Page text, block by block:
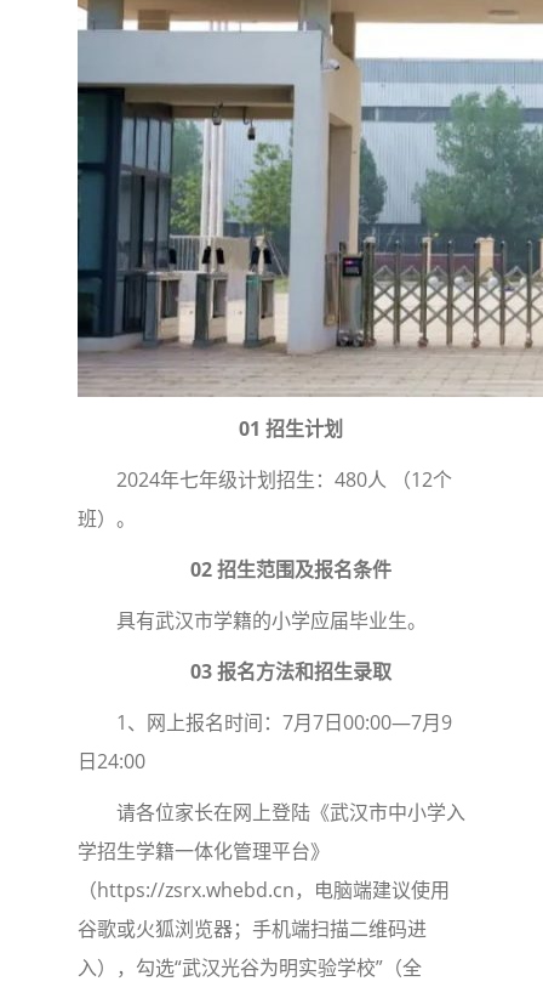
01 招生计划
2024年七年级计划招生：480人 （12个
班）。
02 招生范围及报名条件
具有武汉市学籍的小学应届毕业生。
03 报名方法和招生录取
1、网上报名时间：7月7日00:00—7月9
日24:00
请各位家长在网上登陆《武汉市中小学入
学招生学籍一体化管理平台》
（https://zsrx.whebd.cn，电脑端建议使用
谷歌或火狐浏览器；手机端扫描二维码进
入），勾选“武汉光谷为明实验学校”（全